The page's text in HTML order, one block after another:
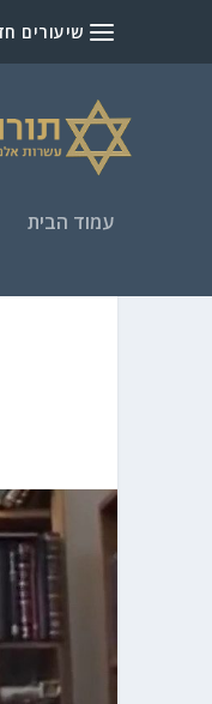
שיעורים
עמוד הבית